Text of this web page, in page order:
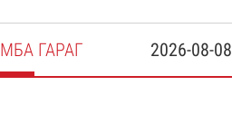
2026-08-08
МБА ГАРАГ